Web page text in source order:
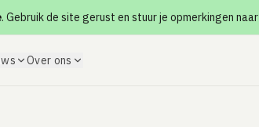
. Gebruik de site gerust en stuur je opmerkingen naar
Over ons